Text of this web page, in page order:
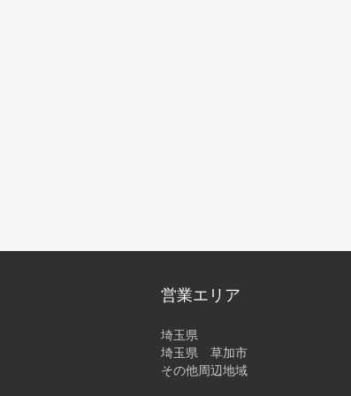
営業エリア
埼玉県
埼玉県 草加市
その他周辺地域